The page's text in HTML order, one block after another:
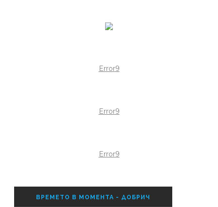
Error9
Error9
Error9
ВРЕМЕТО В МОМЕНТА - ДОБРИЧ